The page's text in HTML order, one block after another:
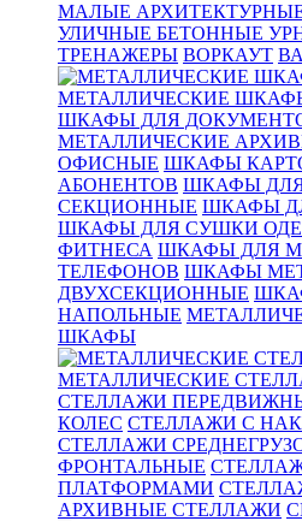
МАЛЫЕ
УЛИЧНЫЕ БЕТОННЫЕ
ТРЕНАЖЕРЫ ВОРКАУТ
МЕТАЛЛИЧЕСКИЕ
ШКАФЫ ДЛЯ
МЕТАЛЛИЧЕСКИЕ
ОФИСНЫЕ ШКАФЫ
АБОНЕНТОВ ШКАФЫ
СЕКЦИОННЫЕ ШКАФЫ
ШКАФЫ ДЛЯ СУШКИ
ФИТНЕСА ШКАФЫ ДЛЯ
ТЕЛЕФОНОВ ШКАФЫ
ДВУХСЕКЦИОННЫЕ
НАПОЛЬНЫЕ
ШКАФЫ
МЕТАЛЛИЧЕСКИЕ
СТЕЛЛАЖИ
КОЛЕС СТЕЛЛАЖИ С
СТЕЛЛАЖИ
ФРОНТАЛЬНЫЕ
ПЛАТФОРМАМИ
АРХИВНЫЕ СТЕЛЛАЖИ